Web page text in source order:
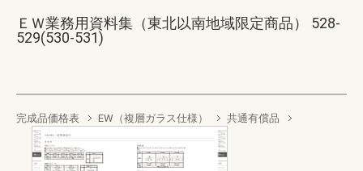
ＥＷ業務用資料集（東北以南地域限定商品） 528-
529(530-531)
完成品価格表 EW（複層ガラス仕様） 共通有償品